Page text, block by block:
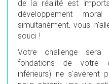
de la réalité est
développement
simultanément, vous
souci !
Votre challenge
fondations de votre
inférieurs) ne s'avèrent